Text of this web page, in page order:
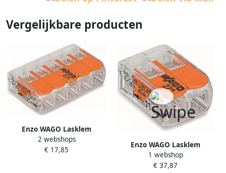
Vergelijkbare producten
Enzo WAGO Lasklem
hersluitbaar 5-voudig ds 25
st. 4047215
2 webshops
€ 17,85
Enzo WAGO Lasklem
hersluitbaar 2-voudig | 100
stuks 4047211
1 webshop
€ 37,87